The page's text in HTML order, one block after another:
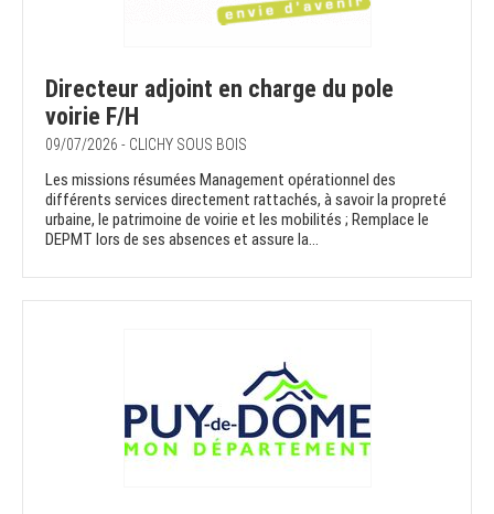
Directeur adjoint en charge du pole
voirie F/H
09/07/2026 - CLICHY SOUS BOIS
Les missions résumées Management opérationnel des
différents services directement rattachés, à savoir la propreté
urbaine, le patrimoine de voirie et les mobilités ; Remplace le
DEPMT lors de ses absences et assure la...